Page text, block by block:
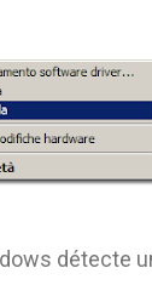
détecte